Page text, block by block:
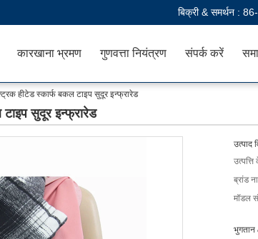
बिक्री & समर्थन :
कारखाना भ्रमण गुणवत्ता नियंत्रण संपर्क करें
हीटेड स्कार्फ बकल टाइप सुदूर इन्फ्रारेड
सुदूर इन्फ्रारेड
उत्पाद
ब्रांड
मॉडल
भुगतान